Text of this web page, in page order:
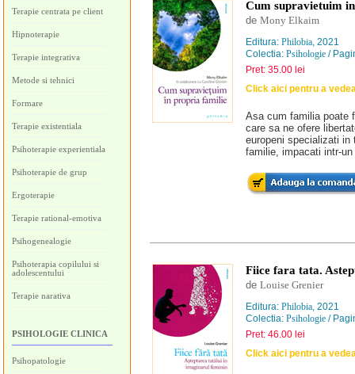
Terapie centrata pe client
Hipnoterapie
Terapie integrativa
Metode si tehnici
Formare
Terapie existentiala
Psihoterapie experientiala
Psihoterapie de grup
Ergoterapie
Terapie rational-emotiva
Psihogenealogie
Psihoterapia copilului si
adolescentului
Terapie narativa
PSIHOLOGIE CLINICA
Psihopatologie
Cum supravietuim
de Mony Elkaim
Editura: Philobia, 2021
Colectia: Psihologie /
Pret: 35.00 lei
Click aici pentru a
Asa cum familia poate
care sa ne ofere
europeni specializati
familie, impacati intr-
Fiice fara tata.
de Louise Grenier
Editura: Philobia, 2021
Colectia: Psihologie /
Pret: 46.00 lei
Click aici pentru a